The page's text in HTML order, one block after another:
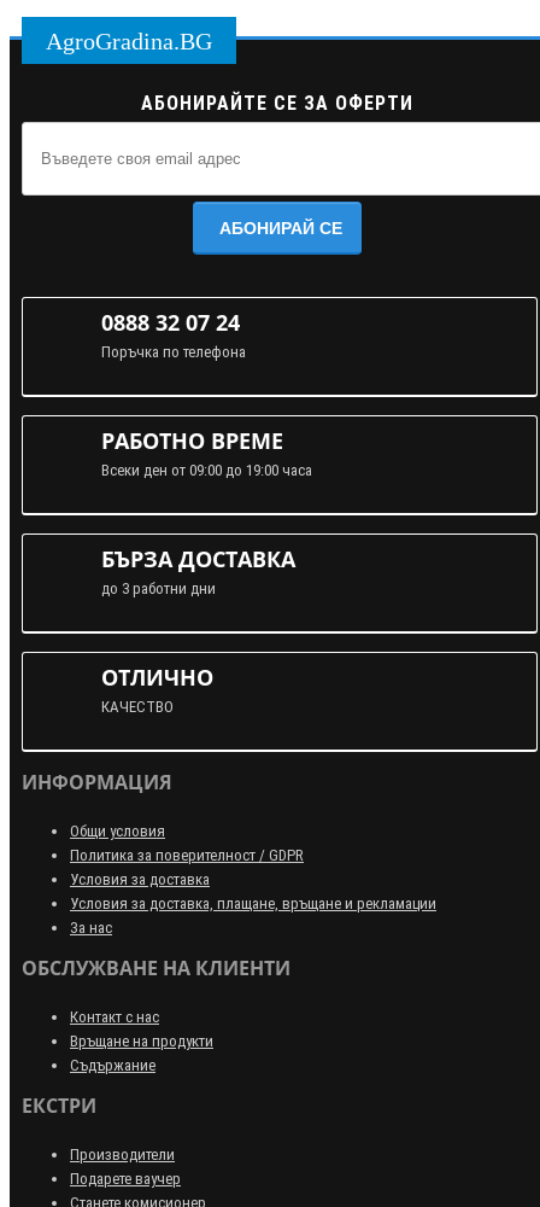
AgroGradina.BG
АБОНИРАЙТЕ СЕ ЗА ОФЕРТИ
АБОНИРАЙ СЕ
0888 32 07 24
Поръчка по телефона
РАБОТНО ВРЕМЕ
Всеки ден от 09:00 до 19:00 часа
БЪРЗА ДОСТАВКА
до 3 работни дни
ОТЛИЧНО
КАЧЕСТВО
ИНФОРМАЦИЯ
Общи условия
Политика за поверителност / GDPR
Условия за доставка
Условия за доставка, плащане, връщане и рекламации
За нас
ОБСЛУЖВАНЕ НА КЛИЕНТИ
Контакт с нас
Връщане на продукти
Съдържание
ЕКСТРИ
Производители
Подарете ваучер
Станете комисионер